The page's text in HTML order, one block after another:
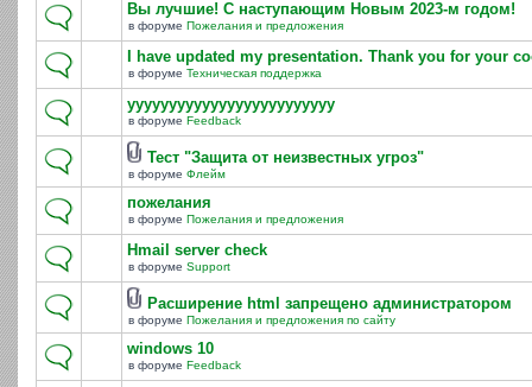
Вы лучшие! С наступающим Новым 2023-м годом!
в форуме Пожелания и предложения
I have updated my presentation. Thank you for your
в форуме Техническая поддержка
yyyyyyyyyyyyyyyyyyyyyyyyy
в форуме Feedback
Тест "Защита от неизвестных угроз"
в форуме Флейм
пожелания
в форуме Пожелания и предложения
Hmail server check
в форуме Support
Расширение html запрещено администратором
в форуме Пожелания и предложения по сайту
windows 10
в форуме Feedback